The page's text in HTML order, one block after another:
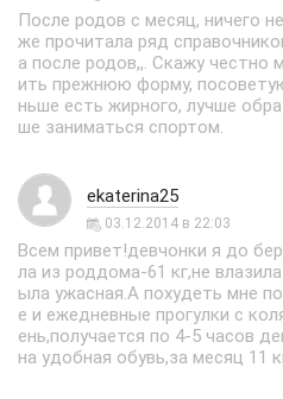
После родов с месяц, ничего
же прочитала ряд
а после родов,,. Скажу честно
ить прежнюю форму,
ньше есть жирного, лучше
ше заниматься спортом.
ekaterina25
03.12.2014 в 22:03
Всем привет!девчонки я до
ла из роддома-61 кг,не
ыла ужасная.А похудеть мне
е и ежедневные прогулки с
ень,получается по 4-5 часов
на удобная обувь,за месяц 11